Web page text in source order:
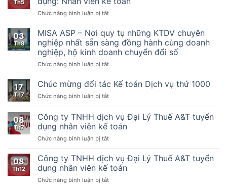
Quản
thuế
ngày
13
6
2019,
123/2020/NĐ-
CP
ngày
10
năm
2020
chế,
chính
đặc
biệt
phát
kinh
tư
68-
NQ_TW
bộ
chính
về
phát
kịnh
tư
Th5
Chức năng bình luận bị tắtở
TNHH
dịch
vụ
Đại
Thuế
A&T
tuyển
Nhân
viên
toán
03
Th8
MISA ASP – Nơi quy tụ những KTDV chuyên
nghiệp nhất sẵn sàng đồng hành cùng doanh
nghiệp, hộ kinh doanh chuyển đổi số
Chức năng bình luận bị tắtở
ASP
–
Nơi
tụ
những
KTDV
chuyên
nhất
sẵn
đồng
17
Th7
Chúc mừng đối tác Kế toán Dịch vụ thứ 1000
Chức năng bình luận bị tắtở
mừng
đối
tác
Kế
Dịch
vụ
thứ
1000
08
Th7
Công ty TNHH dịch vụ Đại Lý Thuế A&T tuyển
dụng nhân viên kế toán
Chức năng bình luận bị tắtở
ty
TNHH
dịch
vụ
08
Th12
Công ty TNHH dịch vụ Đại Lý Thuế A&T tuyển
dụng nhân viên kế toán
Chức năng bình luận bị tắtở